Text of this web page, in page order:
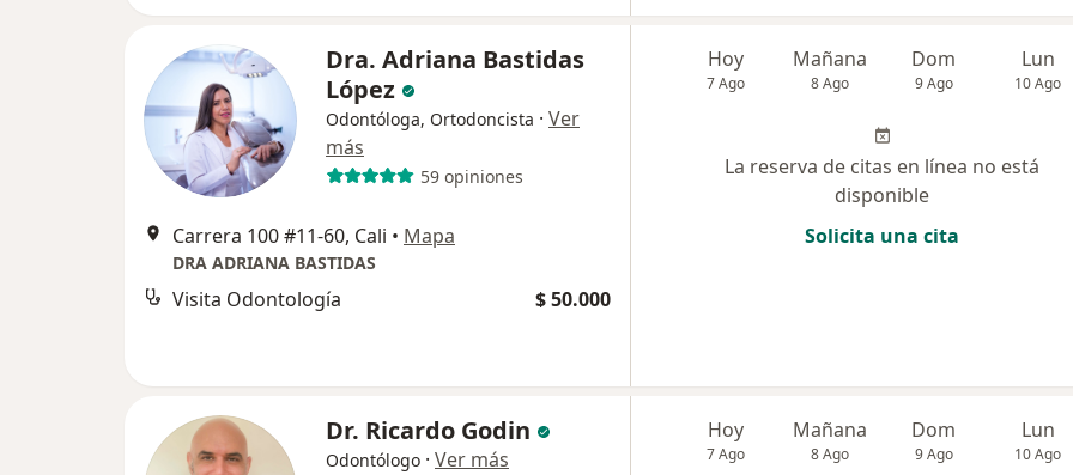
Dra. Adriana Bastidas
López
Odontóloga, Ortodoncista · Ver
más
59 opiniones
Carrera 100 #11-60, Cali • Mapa
DRA ADRIANA BASTIDAS
Visita Odontología $ 50.000
Hoy
7 Ago
Mañana
8 Ago
Dom
9 Ago
Lun
10 Ago
La reserva de citas en línea no está
disponible
Solicita una cita
Dr. Ricardo Godin
Odontólogo · Ver más
Hoy
7 Ago
Mañana
8 Ago
Dom
9 Ago
Lun
10 Ago